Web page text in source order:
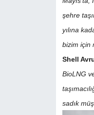
şehre
yılına
bizim için
Shell
BioLNG
sadık